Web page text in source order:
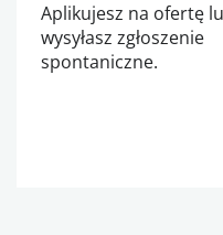
Aplikujesz na ofertę
wysyłasz zgłoszenie
spontaniczne.